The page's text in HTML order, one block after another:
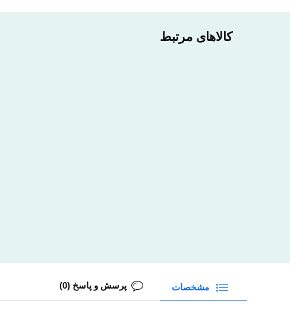
کالاهای مرتبط
مشخصات پرسش و پاسخ (0)